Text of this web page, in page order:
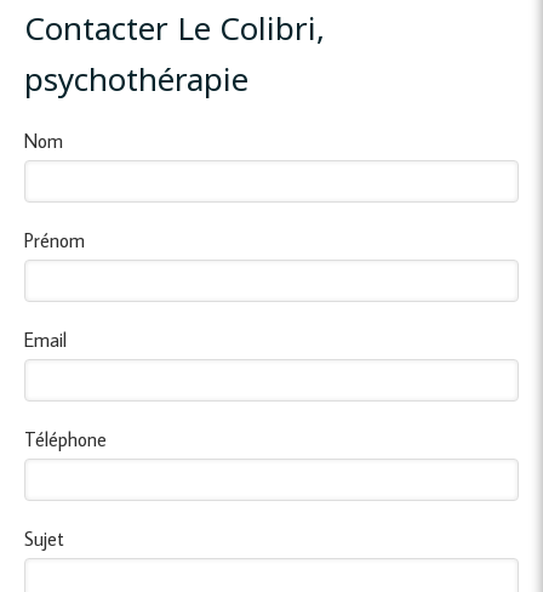
Contacter Le Colibri,
psychothérapie
Nom
Prénom
Email
Téléphone
Sujet